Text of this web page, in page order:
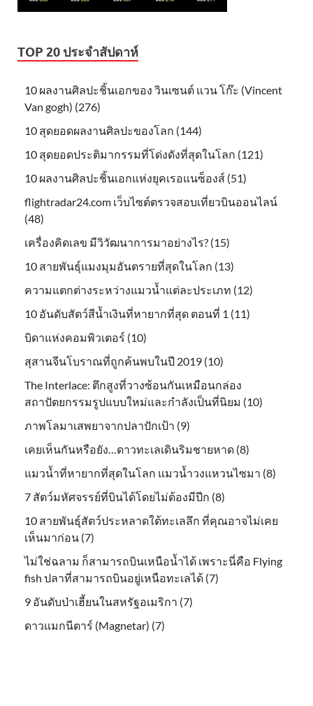
TOP 20 ประจำสัปดาห์
10 ผลงานศิลปะชิ้นเอกของ วินเซนต์ แวน โก๊ะ (Vincent
Van gogh) (276)
10 สุดยอดผลงานศิลปะของโลก (144)
10 สุดยอดประติมากรรมที่โด่งดังที่สุดในโลก (121)
10 ผลงานศิลปะชิ้นเอกแห่งยุคเรอแนซ็องส์ (51)
flightradar24.com เว็บไซต์ตรวจสอบเที่ยวบินออนไลน์
(48)
เครื่องคิดเลข มีวิวัฒนาการมาอย่างไร? (15)
10 สายพันธุ์แมงมุมอันตรายที่สุดในโลก (13)
ความแตกต่างระหว่างแมวน้ำแต่ละประเภท (12)
10 อันดับสัตว์สีน้ำเงินที่หายากที่สุด ตอนที่ 1 (11)
บิดาแห่งคอมพิวเตอร์ (10)
สุสานจีนโบราณที่ถูกค้นพบในปี 2019 (10)
The Interlace: ตึกสูงที่วางซ้อนกันเหมือนกล่อง
สถาปัตยกรรมรูปแบบใหม่และกำลังเป็นที่นิยม (10)
ภาพโลมาเสพยาจากปลาปักเป้า (9)
เคยเห็นกันหรือยัง…ดาวทะเลเดินริมชายหาด (8)
แมวน้ำที่หายากที่สุดในโลก แมวน้ำวงแหวนไซมา (8)
7 สัตว์มหัศจรรย์ที่บินได้โดยไม่ต้องมีปีก (8)
10 สายพันธุ์สัตว์ประหลาดใต้ทะเลลึก ที่คุณอาจไม่เคย
เห็นมาก่อน (7)
ไม่ใช่ฉลาม ก็สามารถบินเหนือน้ำได้ เพราะนี่คือ Flying
fish ปลาที่สามารถบินอยู่เหนือทะเลได้ (7)
9 อันดับป่าเฮี้ยนในสหรัฐอเมริกา (7)
ดาวแมกนีตาร์ (Magnetar) (7)